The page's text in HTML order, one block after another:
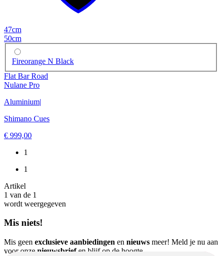
47cm
50cm
Fireorange N Black
Flat Bar Road
Nulane Pro
Aluminium|
Shimano Cues
€ 999,00
1
1
Artikel
1 van de 1
wordt weergegeven
Mis niets!
Mis geen exclusieve aanbiedingen en nieuws meer! Meld je nu aan
voor onze nieuwsbriefen blijf op de hoogte.